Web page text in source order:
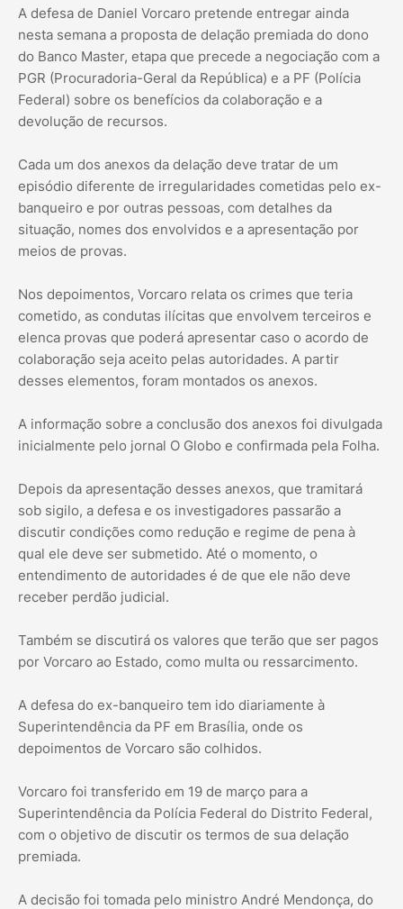
A defesa de Daniel Vorcaro pretende entregar ainda
nesta semana a proposta de delação premiada do dono
do Banco Master, etapa que precede a negociação com a
PGR (Procuradoria-Geral da República) e a PF (Polícia
Federal) sobre os benefícios da colaboração e a
devolução de recursos.
Cada um dos anexos da delação deve tratar de um
episódio diferente de irregularidades cometidas pelo ex-
banqueiro e por outras pessoas, com detalhes da
situação, nomes dos envolvidos e a apresentação por
meios de provas.
Nos depoimentos, Vorcaro relata os crimes que teria
cometido, as condutas ilícitas que envolvem terceiros e
elenca provas que poderá apresentar caso o acordo de
colaboração seja aceito pelas autoridades. A partir
desses elementos, foram montados os anexos.
A informação sobre a conclusão dos anexos foi divulgada
inicialmente pelo jornal O Globo e confirmada pela Folha.
Depois da apresentação desses anexos, que tramitará
sob sigilo, a defesa e os investigadores passarão a
discutir condições como redução e regime de pena à
qual ele deve ser submetido. Até o momento, o
entendimento de autoridades é de que ele não deve
receber perdão judicial.
Também se discutirá os valores que terão que ser pagos
por Vorcaro ao Estado, como multa ou ressarcimento.
A defesa do ex-banqueiro tem ido diariamente à
Superintendência da PF em Brasília, onde os
depoimentos de Vorcaro são colhidos.
Vorcaro foi transferido em 19 de março para a
Superintendência da Polícia Federal do Distrito Federal,
com o objetivo de discutir os termos de sua delação
premiada.
A decisão foi tomada pelo ministro André Mendonça, do